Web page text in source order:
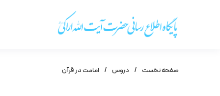
صفحه نخست / دروس / امامت در قرآن